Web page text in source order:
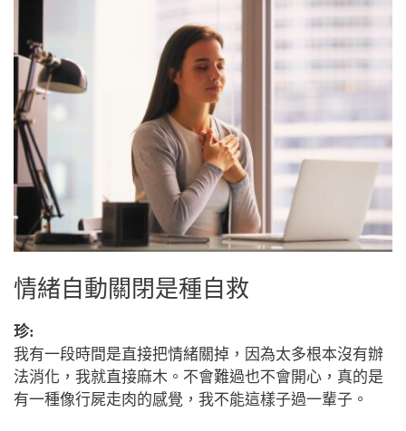
情緒自動關閉是種自救
珍:
我有一段時間是直接把情緒關掉，因為太多根本沒有辦
法消化，我就直接麻木。不會難過也不會開心，真的是
有一種像行屍走肉的感覺，我不能這樣子過一輩子。